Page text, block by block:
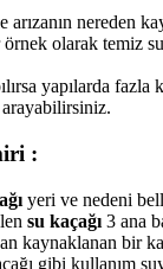
arızanın nereden
olarak temiz
yapılarda
arayabilirsiniz.
:
yeri ve nedeni
su kaçağı 3 ana
kaynaklanan bir
gibi kullanım